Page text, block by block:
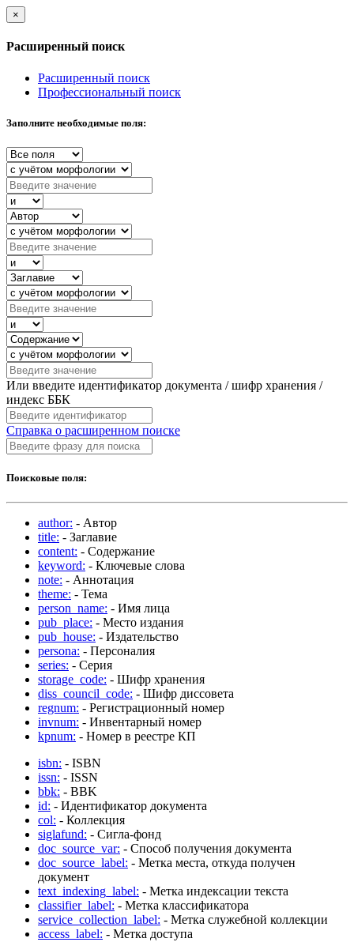
×
Расширенный поиск
Расширенный поиск
Профессиональный поиск
Заполните необходимые поля:
Или введите идентификатор документа / шифр хранения /
индекс ББК
Справка о расширенном поиске
Поисковые поля:
author: - Автор
title: - Заглавие
content: - Содержание
keyword: - Ключевые слова
note: - Аннотация
theme: - Тема
person_name: - Имя лица
pub_place: - Место издания
pub_house: - Издательство
persona: - Персоналия
series: - Серия
storage_code: - Шифр хранения
diss_council_code: - Шифр диссовета
regnum: - Регистрационный номер
invnum: - Инвентарный номер
kpnum: - Номер в реестре КП
isbn: - ISBN
issn: - ISSN
bbk: - BBK
id: - Идентификатор документа
col: - Коллекция
siglafund: - Сигла-фонд
doc_source_var: - Способ получения документа
doc_source_label: - Метка места, откуда получен
документ
text_indexing_label: - Метка индексации текста
classifier_label: - Метка классификатора
service_collection_label: - Метка служебной коллекции
access_label: - Метка доступа